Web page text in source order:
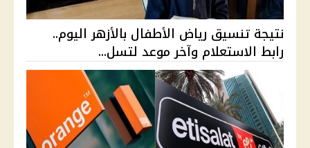
نتيجة تنسيق رياض الأطفال بالأزهر اليوم..
رابط الاستعلام وآخر موعد لتسل...